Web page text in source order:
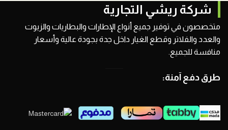
شركة ريشي التجارية
متخصصون في توفير جميع أنواع الإطارات والبطاريات والزيوت
والعدد والفلاتر وقطع الغيار داخل جدة بجودة عالية وأسعار
منافسة للجميع.
طرق دفع آمنة: